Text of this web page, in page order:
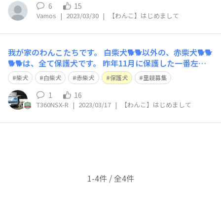
6 15
Vamos | 2023/03/30 | 【わんこ】はじめまして
我が家のわんこたちです。 白柴犬🐕🐕以外の、赤柴犬🐕🐕
🐕🐕は、全て保護犬です。 昨年11月に保護した一番左の
赤柴犬🐕女の子5〜6kg、推定2歳前後で、とてもおとなし
く、人懐っこい性格で、食欲旺盛で、車に乗る事が大好き
で、車酔いすることもなく、どんな車でも喜んで自分から
乗り込みます。現在、他の我が
柴犬 白柴犬 赤柴犬 保護犬 里親募集
1 16
T360NSX-R | 2023/03/17 | 【わんこ】はじめまして
1-4件 / 全4件